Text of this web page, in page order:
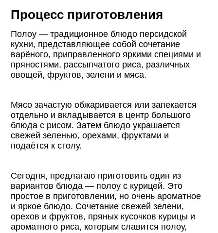
Процесс приготовления
Полоу — традиционное блюдо персидской
кухни, представляющее собой сочетание
варёного, приправленного яркими специями и
пряностями, рассыпчатого риса, различных
овощей, фруктов, зелени и мяса.
Мясо зачастую обжаривается или запекается
отдельно и вкладывается в центр большого
блюда с рисом. Затем блюдо украшается
свежей зеленью, орехами, фруктами и
подаётся к столу.
Сегодня, предлагаю приготовить один из
вариантов блюда — полоу с курицей. Это
простое в приготовлении, но очень ароматное
и яркое блюдо. Сочетание свежей зелени,
орехов и фруктов, пряных кусочков курицы и
ароматного риса, которым славится полоу,